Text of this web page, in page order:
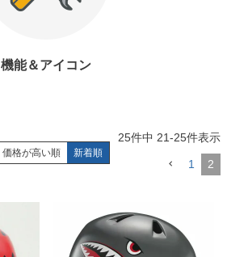
機能＆アイコン
価格が高い順 新着順
25件中 21-25件表示
1 2